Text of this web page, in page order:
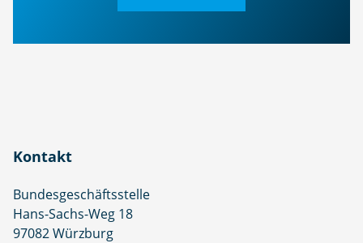
Kontakt
Bundesgeschäftsstelle
Hans-Sachs-Weg 18
97082 Würzburg